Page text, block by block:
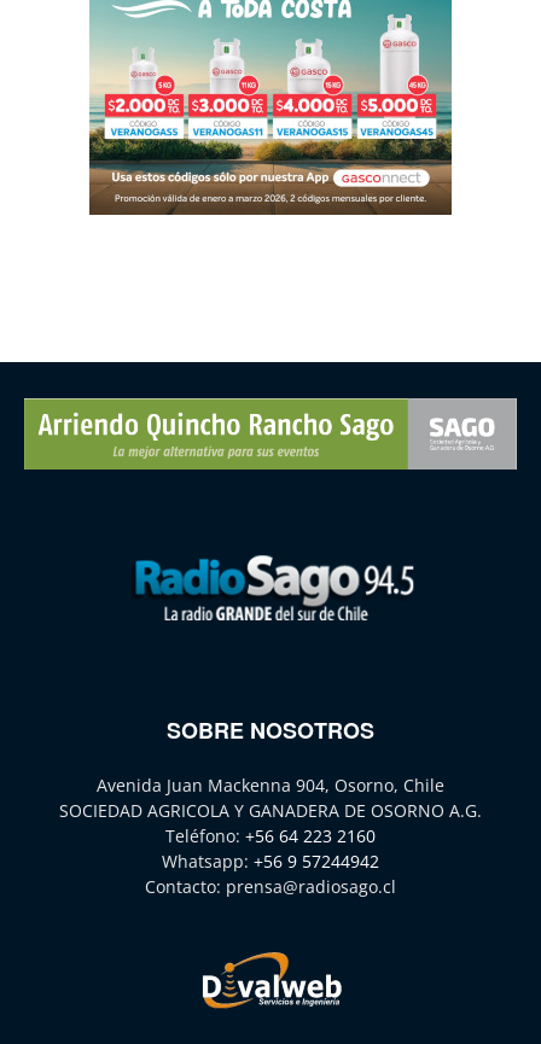
SOBRE NOSOTROS
Avenida Juan Mackenna 904, Osorno, Chile
SOCIEDAD AGRICOLA Y GANADERA DE OSORNO A.G.
Teléfono: +56 64 223 2160
Whatsapp: +56 9 57244942
Contacto: prensa@radiosago.cl